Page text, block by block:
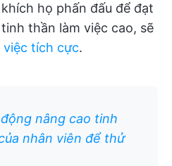
họ phấn đấu để đạt
thần làm việc cao, sẽ
tích cực.
nâng cao tinh
nhân viên để thử